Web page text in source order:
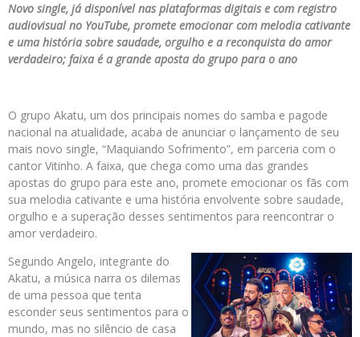
Novo single, já disponível nas plataformas digitais e com registro
audiovisual no YouTube, promete emocionar com melodia cativante
e uma história sobre saudade, orgulho e a reconquista do amor
verdadeiro; faixa é a grande aposta do grupo para o ano
O grupo Akatu, um dos principais nomes do samba e pagode
nacional na atualidade, acaba de anunciar o lançamento de seu
mais novo single, “Maquiando Sofrimento”, em parceria com o
cantor Vitinho. A faixa, que chega como uma das grandes
apostas do grupo para este ano, promete emocionar os fãs com
sua melodia cativante e uma história envolvente sobre saudade,
orgulho e a superação desses sentimentos para reencontrar o
amor verdadeiro.
Segundo Angelo, integrante do
Akatu, a música narra os dilemas
de uma pessoa que tenta
esconder seus sentimentos para o
mundo, mas no silêncio de casa